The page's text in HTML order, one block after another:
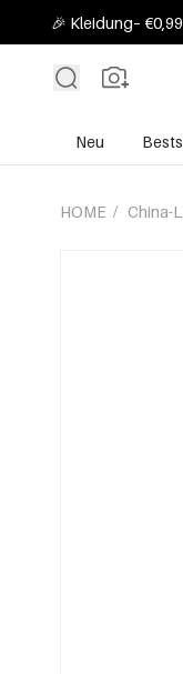
🎉 Kleidung–
Neu
HOME / China-